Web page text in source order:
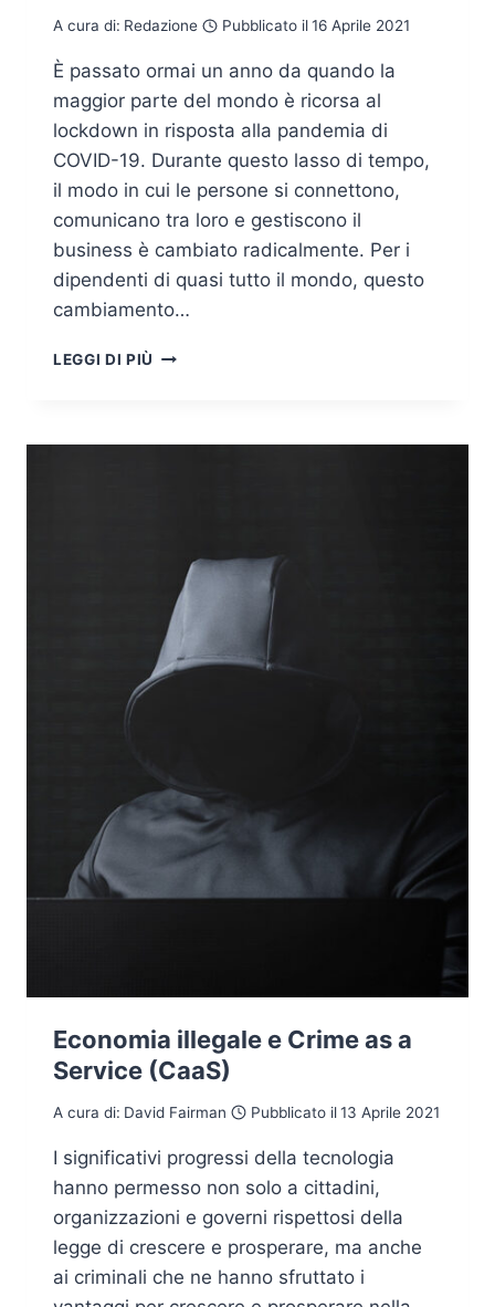
A cura di: Redazione Pubblicato il16 Aprile 2021
È passato ormai un anno da quando la
maggior parte del mondo è ricorsa al
lockdown in risposta alla pandemia di
COVID-19. Durante questo lasso di tempo,
il modo in cui le persone si connettono,
comunicano tra loro e gestiscono il
business è cambiato radicalmente. Per i
dipendenti di quasi tutto il mondo, questo
cambiamento…
LEGGI DI PIÙ COME
DEL
Economia illegale e Crime as a
Service (CaaS)
A cura di: David Fairman Pubblicato il13 Aprile 2021
I significativi progressi della tecnologia
hanno permesso non solo a cittadini,
organizzazioni e governi rispettosi della
legge di crescere e prosperare, ma anche
ai criminali che ne hanno sfruttato i